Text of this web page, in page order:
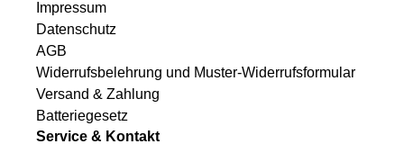
Impressum
Datenschutz
AGB
Widerrufsbelehrung und Muster-Widerrufsformular
Versand & Zahlung
Batteriegesetz
Service & Kontakt